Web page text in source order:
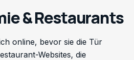
& Restaurants
online, bevor sie die Tür
Websites, die